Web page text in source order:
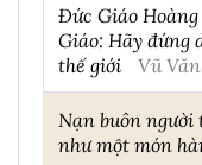
Đức Giáo
Giáo: Hãy đứng
thế giới
Vũ
Nạn buôn
như một món